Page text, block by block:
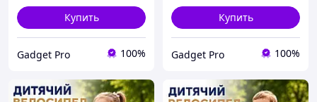
Купить
Gadget Pro 100%
Купить
Gadget Pro 100%